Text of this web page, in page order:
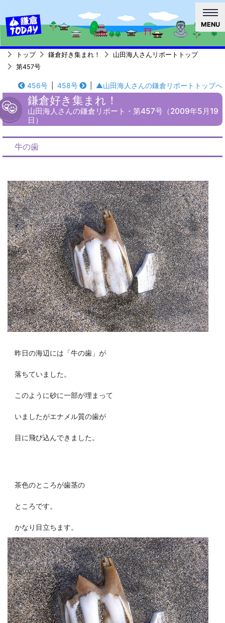
MENU
トップ 鎌倉好き集まれ！
山田海人さんリポートトップ
第457号
456号 458号 ▲山田海人さんの鎌倉リポートトップへ
鎌倉好き集まれ！
山田海人さんの鎌倉リポート・第457号（2009年5月19
日）
牛の歯
昨日の海辺には「牛の歯」が
落ちていました。
このように砂に一部が埋まって
いましたがエナメル質の歯が
目に飛び込んできました。
茶色のところが歯茎の
ところです。
かなり目立ちます。